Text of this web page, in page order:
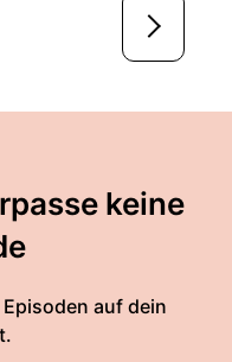
keine
auf dein